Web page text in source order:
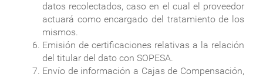
datos recolectados, caso en el cual el proveedor
actuará como encargado del tratamiento de los
mismos.
Emisión de certificaciones relativas a la relación
del titular del dato con SOPESA.
Envío de información a Cajas de Compensación,